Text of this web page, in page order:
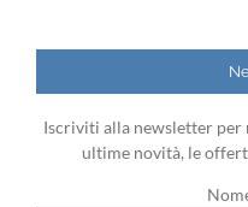
Iscriviti alla newsletter per
ultime novità, le